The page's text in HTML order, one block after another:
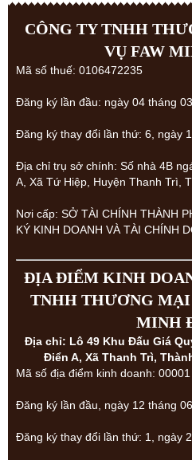
CÔNG TY TNHH
VỤ FAW
Mã số thuế: 0106472235
Đăng ký lần đầu: ngày 04 tháng
Đăng ký thay đổi lần thứ: 6, ngày
Địa chỉ trụ sở chính: Số nhà 4B
A, Xã Tứ Hiệp, Huyện Thanh Trì,
Nơi cấp: SỞ TÀI CHÍNH THÀNH
KÝ KINH DOANH VÀ TÀI CHÍNH
ĐỊA ĐIỂM KINH
TNHH THƯƠNG
MINH
Địa chỉ: Lô 49 Khu Đấu Giá
Điển A, Xã Thanh Trì,
Mã số địa điểm kinh doanh: 00001
Đăng ký lần đầu, ngày 12 tháng
Đăng ký thay đổi lần thứ: 1, ngày